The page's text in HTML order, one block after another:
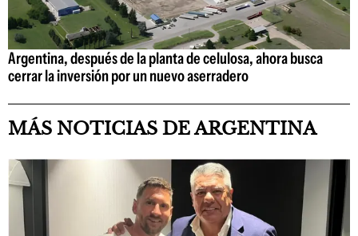
Argentina, después de la planta de celulosa, ahora busca
cerrar la inversión por un nuevo aserradero
MÁS NOTICIAS DE ARGENTINA